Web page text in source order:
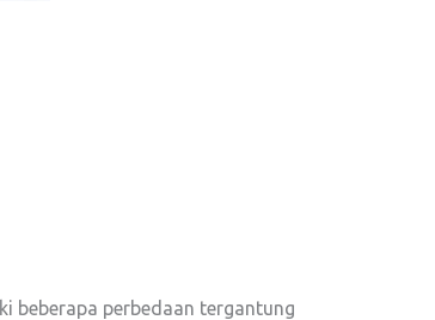
beberapa perbedaan tergantung